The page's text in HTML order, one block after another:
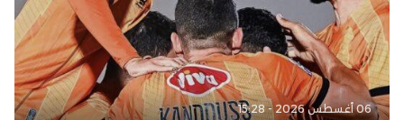
06 أغسطس 2026 - 15:28